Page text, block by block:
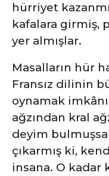
hürriyet
kafalara girmiş,
yer almışlar.
Masalların hür
Fransız dilinin
oynamak
ağzından kral
deyim bulmuşsa
çıkarmış ki,
insana. O kadar